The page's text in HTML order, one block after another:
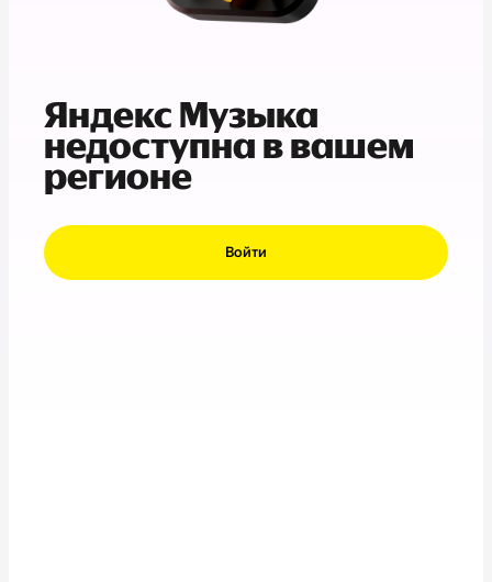
Яндекс Музыка
недоступна в вашем
регионе
Войти